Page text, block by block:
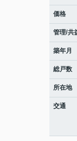
価格
管理/共
築年月
総戸数
所在地
交通